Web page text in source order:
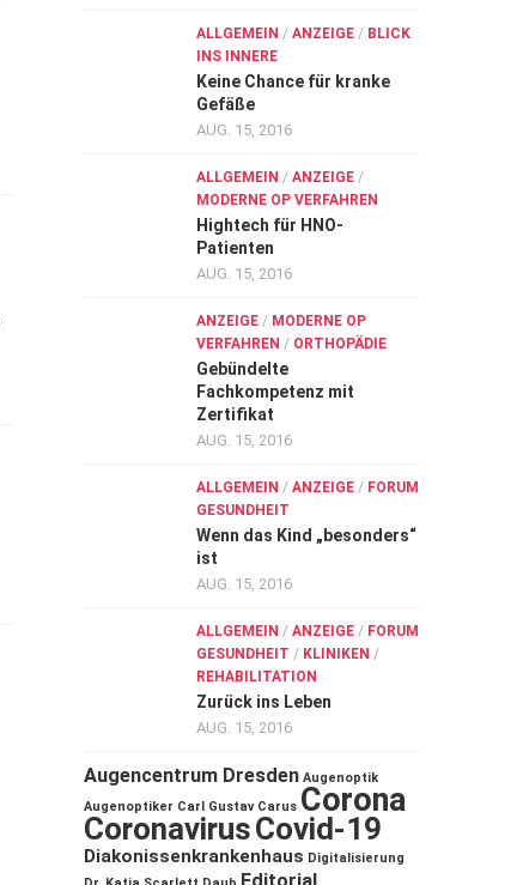
ALLGEMEIN / ANZEIGE / BLICK
INS INNERE
Keine Chance für kranke
Gefäße
AUG. 15, 2016
ALLGEMEIN / ANZEIGE /
MODERNE OP VERFAHREN
Hightech für HNO-
Patienten
AUG. 15, 2016
ANZEIGE / MODERNE OP
VERFAHREN / ORTHOPÄDIE
Gebündelte
Fachkompetenz mit
Zertifikat
AUG. 15, 2016
ALLGEMEIN / ANZEIGE / FORUM
GESUNDHEIT
Wenn das Kind „besonders“
ist
AUG. 15, 2016
ALLGEMEIN / ANZEIGE / FORUM
GESUNDHEIT / KLINIKEN /
REHABILITATION
Zurück ins Leben
AUG. 15, 2016
Augencentrum Dresden Augenoptik
Augenoptiker Carl Gustav Carus Corona
CoronavirusCovid-19
Diakonissenkrankenhaus Digitalisierung